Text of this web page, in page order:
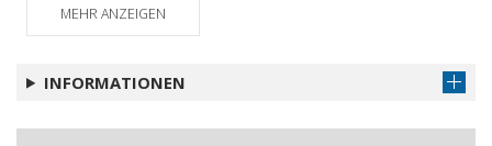
MEHR ANZEIGEN
INFORMATIONEN